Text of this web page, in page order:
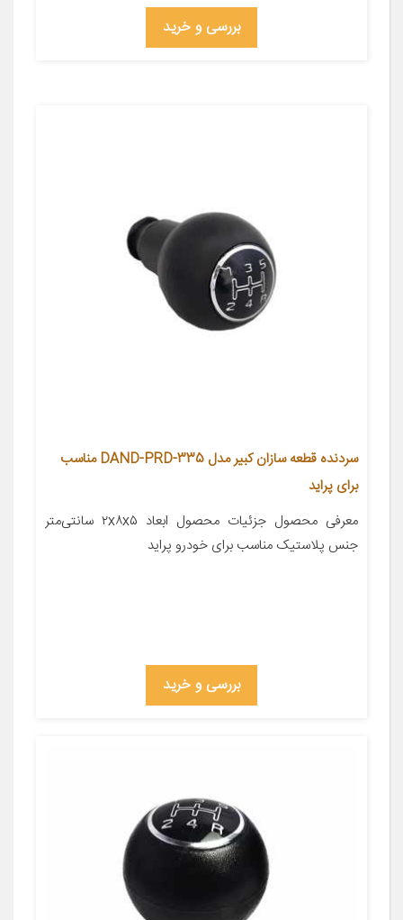
بررسی و خرید
سردنده قطعه سازان کبیر مدل DAND-PRD-335 مناسب
برای پراید
معرفی محصول جزئیات محصول ابعاد ۲x۸x۵ سانتی‌متر
جنس پلاستیک مناسب برای خودرو پراید
بررسی و خرید